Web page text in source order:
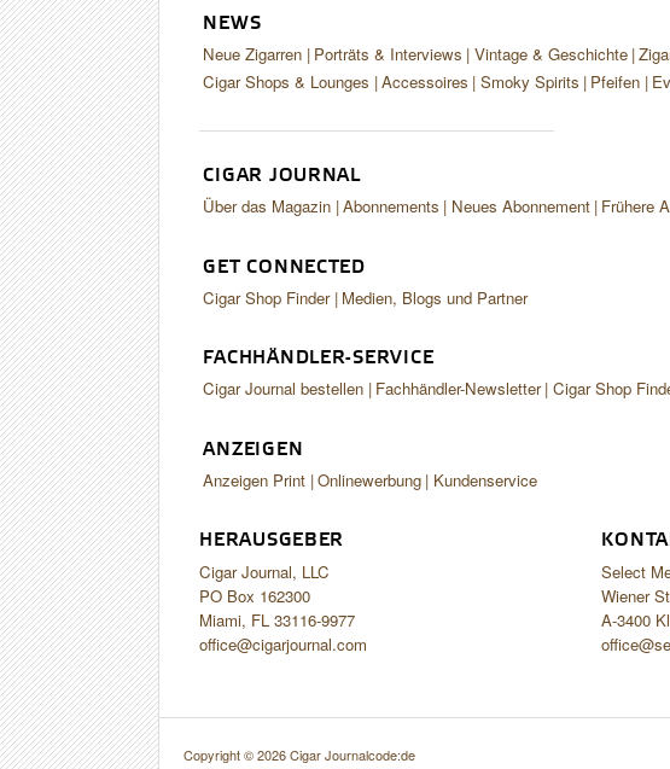
NEWS
Neue Zigarren Porträts & Interviews Vintage & Geschichte
Cigar Shops & Lounges Accessoires Smoky Spirits Pfeifen
CIGAR JOURNAL
Über das Magazin Abonnements Neues Abonnement Frühere
GET CONNECTED
Cigar Shop Finder Medien, Blogs und Partner
FACHHÄNDLER-SERVICE
Cigar Journal bestellen Fachhändler-Newsletter Cigar Shop
ANZEIGEN
Anzeigen Print Onlinewerbung Kundenservice
HERAUSGEBER
Cigar Journal, LLC
PO Box 162300
Miami, FL 33116-9977
office@cigarjournal.com
Select
Wiener
A-3400
Copyright © 2026 Cigar Journalcode:de